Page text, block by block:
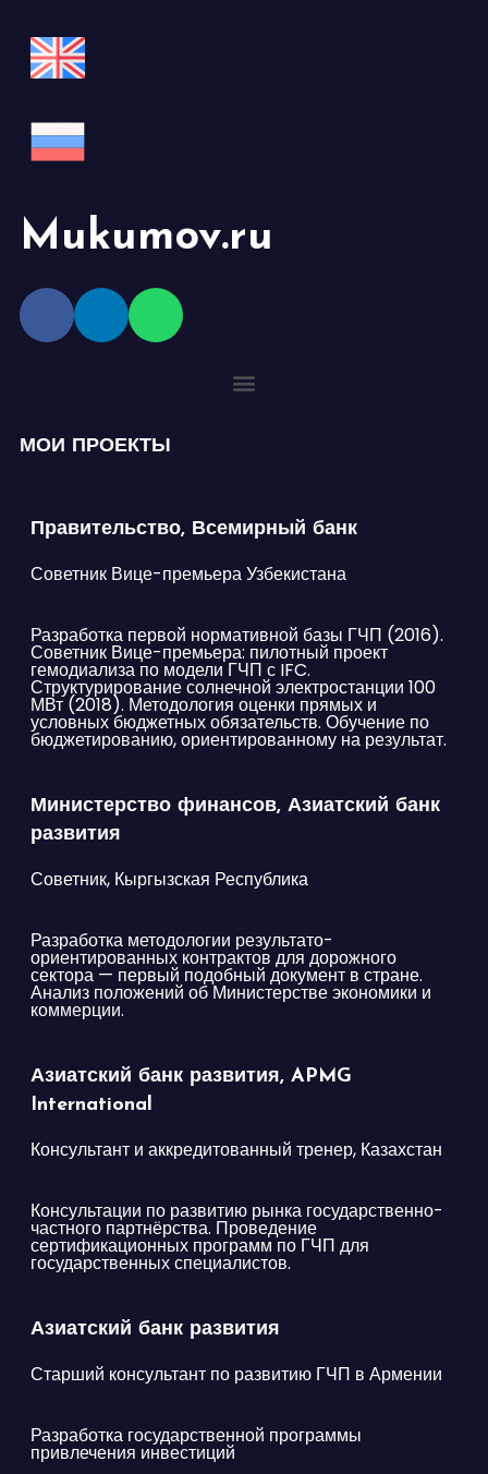
Mukumov.ru
МОИ ПРОЕКТЫ
Правительство, Всемирный банк
Советник Вице-премьера Узбекистана
Разработка первой нормативной базы ГЧП (2016).
Советник Вице-премьера: пилотный проект
гемодиализа по модели ГЧП с IFC.
Структурирование солнечной электростанции 100
МВт (2018). Методология оценки прямых и
условных бюджетных обязательств. Обучение по
бюджетированию, ориентированному на результат.
Министерство финансов, Азиатский банк
развития
Советник, Кыргызская Республика
Разработка методологии результато-
ориентированных контрактов для дорожного
сектора — первый подобный документ в стране.
Анализ положений об Министерстве экономики и
коммерции.
Азиатский банк развития, APMG
International
Консультант и аккредитованный тренер, Казахстан
Консультации по развитию рынка государственно-
частного партнёрства. Проведение
сертификационных программ по ГЧП для
государственных специалистов.
Азиатский банк развития
Старший консультант по развитию ГЧП в Армении
Разработка государственной программы
привлечения инвестиций